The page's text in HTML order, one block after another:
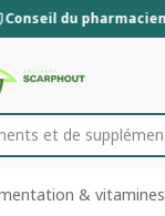
du pharmacien
et de
& vitamines